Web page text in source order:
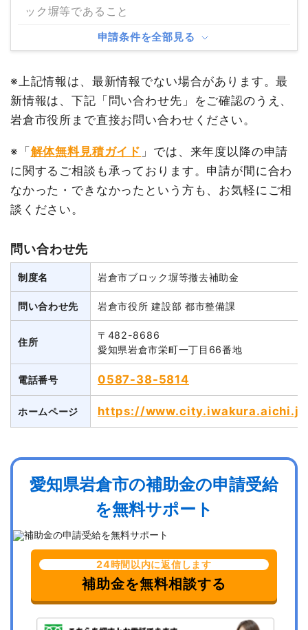
ック塀等であること
申請条件を全部見る
※上記情報は、最新情報でない場合があります。最
新情報は、下記「問い合わせ先」をご確認のうえ、
岩倉市役所まで直接お問い合わせください。
※「解体無料見積ガイド 」では、来年度以降の申請
に関するご相談も承っております。申請が間に合わ
なかった・できなかったという方も、お気軽にご相
談ください。
問い合わせ先
制度名 岩倉市ブロック塀等撤去補助金
問い合わせ先 岩倉市役所 建設部 都市整備課
住所
〒482-8686
愛知県岩倉市栄町一丁目66番地
電話番号 0587-38-5814
ホームページ https://
愛知県岩倉市の補助金の申請受給
を無料サポート
24時間以内に返信します
補助金を無料相談する